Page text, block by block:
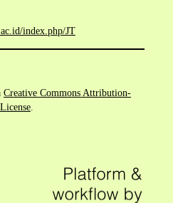
index.php/JT
Creative Commons Attribution-
.